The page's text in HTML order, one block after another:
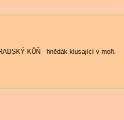
KŮŇ - hnědák klusající v moři.